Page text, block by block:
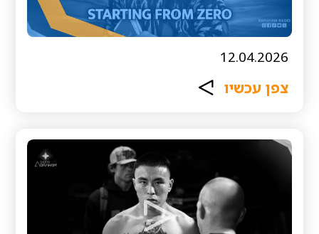
12.04.2026
צפן עכשיו